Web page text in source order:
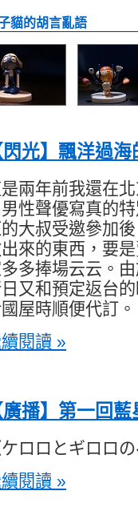
貓的胡言亂語
閃光】飄洋過
兩年前我還在
性聲優寫真的
大叔受邀參加
來的東西，要
多捧場云云。
又和預定返台
屋時順便代訂。
閱讀 »
廣播】第一回
ケロロとギロロ
閱讀 »